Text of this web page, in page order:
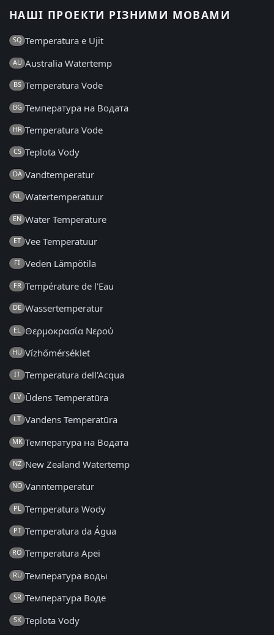
НАШІ ПРОЕКТИ РІЗНИМИ МОВАМИ
SQ Temperatura e Ujit
AU Australia Watertemp
BS Temperatura Vode
BG Температура на Водата
HR Temperatura Vode
CS Teplota Vody
DA Vandtemperatur
NL Watertemperatuur
EN Water Temperature
ET Vee Temperatuur
FI Veden Lämpötila
FR Température de l'Eau
DE Wassertemperatur
EL Θερμοκρασία Νερού
HU Vízhőmérséklet
IT Temperatura dell'Acqua
LV Ūdens Temperatūra
LT Vandens Temperatūra
MK Температура на Водата
NZ New Zealand Watertemp
NO Vanntemperatur
PL Temperatura Wody
PT Temperatura da Água
RO Temperatura Apei
RU Температура воды
SR Температура Воде
SK Teplota Vody